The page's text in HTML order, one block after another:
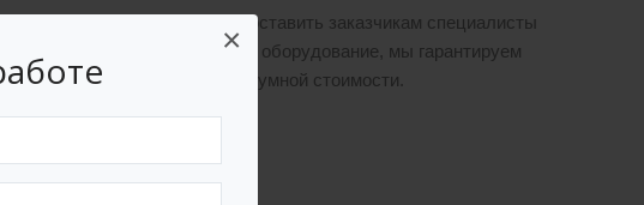
×
содержимого готовы предоставить заказчикам специалисты
современное высокоточное оборудование, мы гарантируем
сроки и по вполне разумной стоимости.